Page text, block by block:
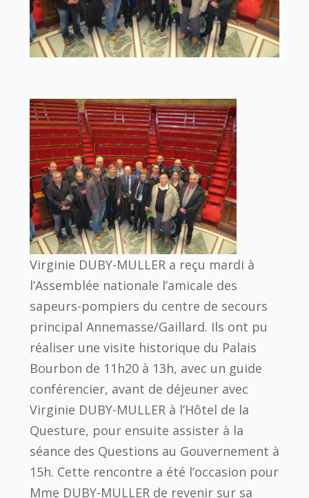
Virginie DUBY-MULLER a reçu mardi à
l’Assemblée nationale l’amicale des
sapeurs-pompiers du centre de secours
principal Annemasse/Gaillard. Ils ont pu
réaliser une visite historique du Palais
Bourbon de 11h20 à 13h, avec un guide
conférencier, avant de déjeuner avec
Virginie DUBY-MULLER à l’Hôtel de la
Questure, pour ensuite assister à la
séance des Questions au Gouvernement à
15h. Cette rencontre a été l’occasion pour
Mme DUBY-MULLER de revenir sur sa